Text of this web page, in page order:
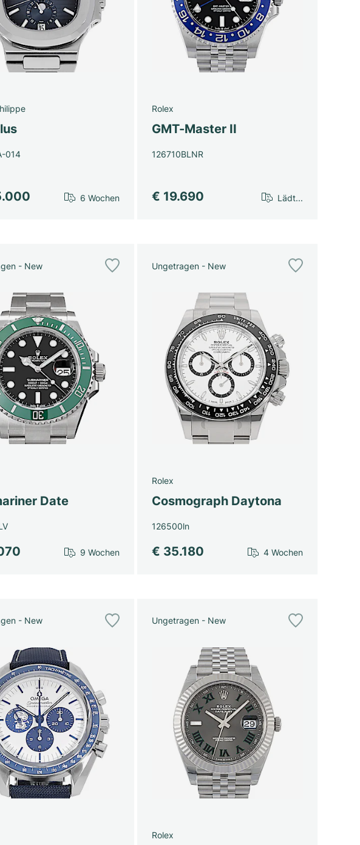
014
6 Wochen
Rolex
GMT-Master II
126710BLNR
€ 19.690 Lädt...
- New
Date
9 Wochen
Ungetragen - New
Rolex
Cosmograph Daytona
126500ln
€ 35.180 4 Wochen
- New Ungetragen - New
Rolex